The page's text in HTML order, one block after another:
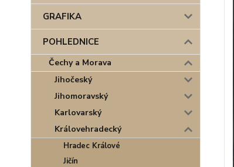
GRAFIKA
POHLEDNICE
Čechy a Morava
Jihočeský
Jihomoravský
Karlovarský
Královehradecký
Hradec Králové
Jičín